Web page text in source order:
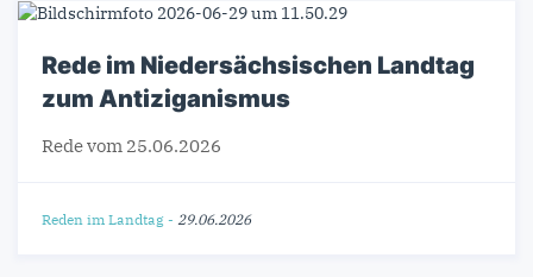
Rede im Niedersächsischen Landtag
zum Antiziganismus
Rede vom 25.06.2026
Reden im Landtag - 29.06.2026